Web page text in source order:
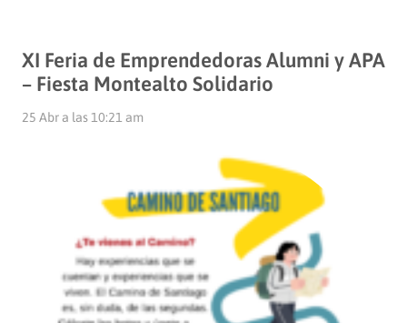
XI Feria de Emprendedoras Alumni y APA
– Fiesta Montealto Solidario
25 Abr a las 10:21 am